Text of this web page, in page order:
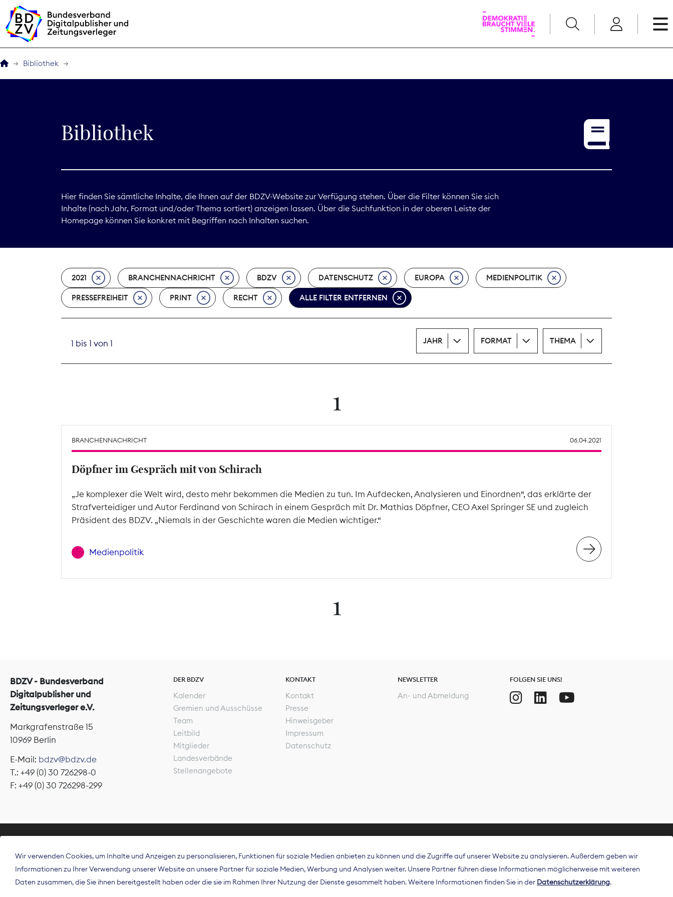
BDZVplus GmbH
Service
Print
Bibliothek
Bibliothek
Hier finden Sie sämtliche Inhalte, die Ihnen auf der BDZV-Website zur Verfügung stehen. Über die Filter können Sie sich
Inhalte (nach Jahr, Format und/oder Thema sortiert) anzeigen lassen. Über die Suchfunktion in der oberen Leiste der
Homepage können Sie konkret mit Begriffen nach Inhalten suchen.
2021 BRANCHENNACHRICHT BDZV DATENSCHUTZ EUROPA MEDIENPOLITIK
PRESSEFREIHEIT PRINT RECHT ALLE FILTER ENTFERNEN
1 bis 1 von 1 JAHR FORMAT THEMA
1
BRANCHENNACHRICHT 06.04.2021
Döpfner im Gespräch mit von Schirach
„Je komplexer die Welt wird, desto mehr bekommen die Medien zu tun. Im Aufdecken, Analysieren und Einordnen“, das erklärte der
Strafverteidiger und Autor Ferdinand von Schirach in einem Gespräch mit Dr. Mathias Döpfner, CEO Axel Springer SE und zugleich
Präsident des BDZV. „Niemals in der Geschichte waren die Medien wichtiger.“
Medienpolitik
1
BDZV - Bundesverband
Digitalpublisher und
Zeitungsverleger e.V.
Markgrafenstraße 15
10969 Berlin
E-Mail: bdzv@bdzv.de
T.: +49 (0) 30 726298-0
F: +49 (0) 30 726298-299
DER BDZV
Kalender
Gremien und Ausschüsse
Team
Leitbild
Mitglieder
Landesverbände
Stellenangebote
KONTAKT
Kontakt
Presse
Hinweisgeber
Impressum
Datenschutz
NEWSLETTER
An- und Abmeldung
FOLGEN SIE UNS!
Der Bundesverband Digitalpublisher und Zeitungsverleger (BDZV) vertritt als
Spitzenorganisation die Interessen der Zeitungsverlage und digitalen Publisher in
Deutschland und auf EU-Ebene.
Wir verwenden Cookies, um Inhalte und Anzeigen zu personalisieren, Funktionen für soziale Medien anbieten zu können und die Zugriffe auf unserer Website zu analysieren. Außerdem geben wir
Informationen zu Ihrer Verwendung unserer Website an unsere Partner für soziale Medien, Werbung und Analysen weiter. Unsere Partner führen diese Informationen möglicherweise mit weiteren
Daten zusammen, die Sie ihnen bereitgestellt haben oder die sie im Rahmen Ihrer Nutzung der Dienste gesammelt haben. Weitere Informationen finden Sie in der Datenschutzerklärung.